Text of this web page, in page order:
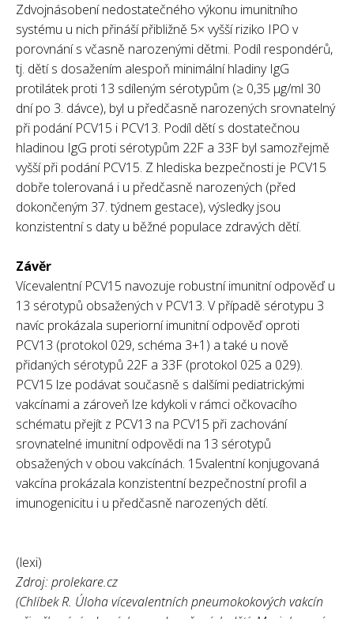
Zdvojnásobení nedostatečného výkonu imunitního
systému u nich přináší přibližně 5× vyšší riziko IPO v
porovnání s včasně narozenými dětmi. Podíl respondérů,
tj. dětí s dosažením alespoň minimální hladiny IgG
protilátek proti 13 sdíleným sérotypům (≥ 0,35 µg/ml 30
dní po 3. dávce), byl u předčasně narozených srovnatelný
při podání PCV15 i PCV13. Podíl dětí s dostatečnou
hladinou IgG proti sérotypům 22F a 33F byl samozřejmě
vyšší při podání PCV15. Z hlediska bezpečnosti je PCV15
dobře tolerovaná i u předčasně narozených (před
dokončeným 37. týdnem gestace), výsledky jsou
konzistentní s daty u běžné populace zdravých dětí.
Závěr
Vícevalentní PCV15 navozuje robustní imunitní odpověď u
13 sérotypů obsažených v PCV13. V případě sérotypu 3
navíc prokázala superiorní imunitní odpověď oproti
PCV13 (protokol 029, schéma 3+1) a také u nově
přidaných sérotypů 22F a 33F (protokol 025 a 029).
PCV15 lze podávat současně s dalšími pediatrickými
vakcínami a zároveň lze kdykoli v rámci očkovacího
schématu přejít z PCV13 na PCV15 při zachování
srovnatelné imunitní odpovědi na 13 sérotypů
obsažených v obou vakcínách. 15valentní konjugovaná
vakcína prokázala konzistentní bezpečnostní profil a
imunogenicitu i u předčasně narozených dětí.
(lexi)
Zdroj: prolekare.cz
(Chlíbek R. Úloha vícevalentních pneumokokových vakcín